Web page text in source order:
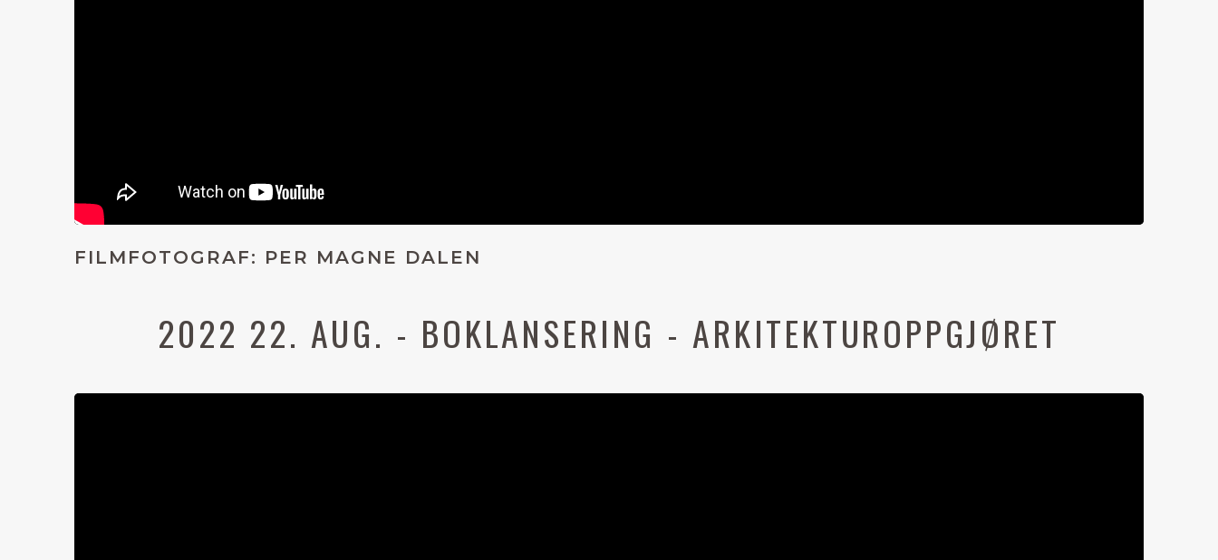
FILMFOTOGRAF: PER MAGNE DALEN
2022 22. AUG. - BOKLANSERING - ARKITEKTUROPPGJØRET